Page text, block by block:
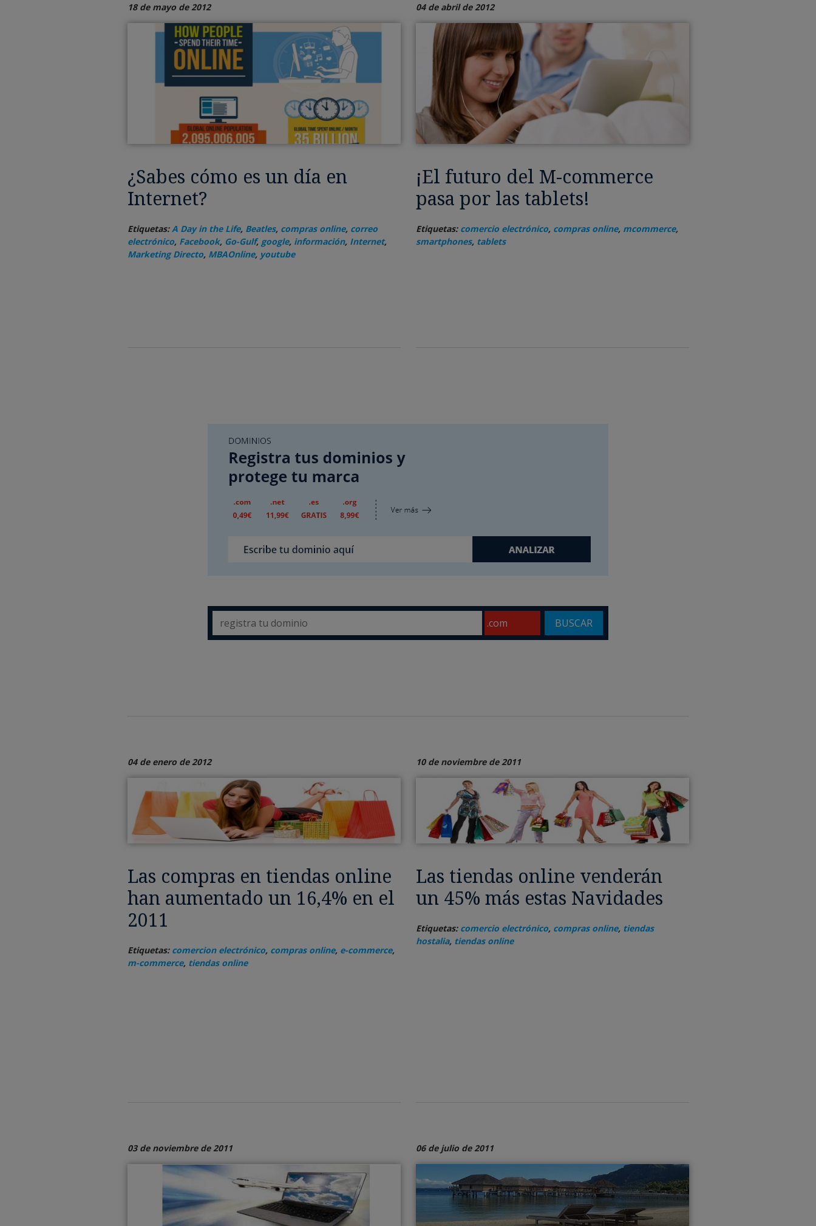
18 de mayo de 2012
¿Sabes cómo es un día en
Internet?
Etiquetas:A Day in the Life, Beatles, compras online, correo
electrónico, Facebook, Go-Gulf, google, información, Internet,
Marketing Directo, MBAOnline, youtube
04 de abril de 2012
¡El futuro del M-commerce
pasa por las tablets!
Etiquetas: comercio electrónico, compras online, mcommerce,
smartphones, tablets
BUSCAR
04 de enero de 2012
Las compras en tiendas online
han aumentado un 16,4% en el
2011
Etiquetas: comercion electrónico, compras online, e-commerce,
m-commerce, tiendas online
10 de noviembre de 2011
Las tiendas online venderán
un 45% más estas Navidades
Etiquetas: comercio electrónico, compras online, tiendas
hostalia, tiendas online
03 de noviembre de 2011 06 de julio de 2011